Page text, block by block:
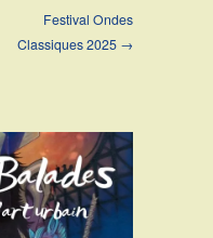
Festival Ondes
Classiques 2025 →